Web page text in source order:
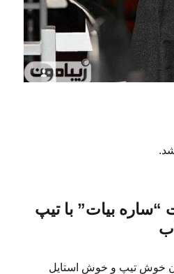
شد.
بیات” با تیپ
خوش تیپ و خوش استایل